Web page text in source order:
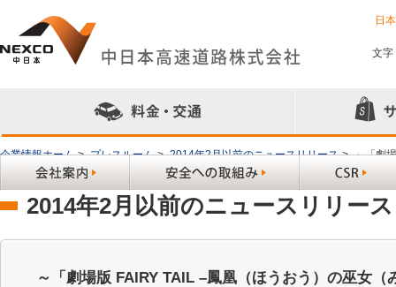
日
文字
企業情報ホーム > プレスルーム > 2014年2月以前のニュースリリース > ～「劇
ンペーン
2014年2月以前のニュースリリース
～「劇場版 FAIRY TAIL –鳳凰（ほうおう）の巫女